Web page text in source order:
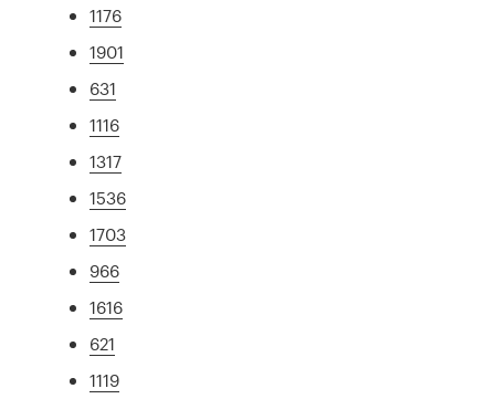
1176
1901
631
1116
1317
1536
1703
966
1616
621
1119